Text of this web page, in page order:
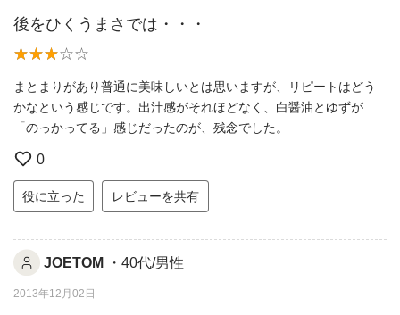
後をひくうまさでは・・・
まとまりがあり普通に美味しいとは思いますが、リピートはどう
かなという感じです。出汁感がそれほどなく、白醤油とゆずが
「のっかってる」感じだったのが、残念でした。
0
役に立った レビューを共有
JOETOM ・40代/男性
2013年12月02日